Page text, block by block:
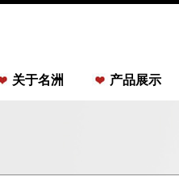
关于名洲 产品展示